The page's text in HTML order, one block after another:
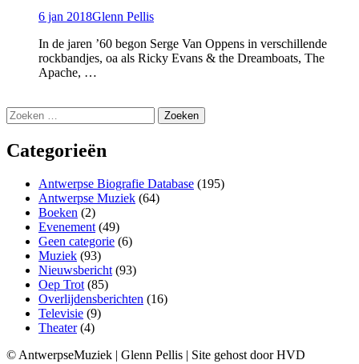
6 jan 2018Glenn Pellis
In de jaren ’60 begon Serge Van Oppens in verschillende
rockbandjes, oa als Ricky Evans & the Dreamboats, The
Apache, …
Zoeken
naar:
Categorieën
Antwerpse Biografie Database (195)
Antwerpse Muziek (64)
Boeken (2)
Evenement(49)
Geen categorie (6)
Muziek (93)
Nieuwsbericht(93)
Oep Trot(85)
Overlijdensberichten (16)
Televisie (9)
Theater(4)
© AntwerpseMuziek | Glenn Pellis | Site gehost door HVD